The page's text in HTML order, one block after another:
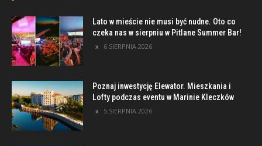
Lato w mieście nie musi być nudne. Oto co
czeka nas w sierpniu w Pitlane Summer Bar!
6 SIERPNIA 2026
Poznaj inwestycję Elewator. Mieszkania i
Lofty podczas eventu w Marinie Kleczków
5 SIERPNIA 2026